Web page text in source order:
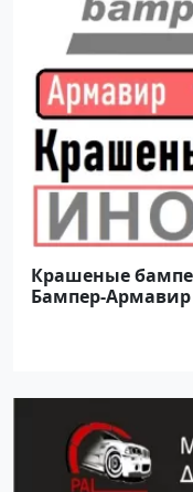
Крашеные
Бампер-Армавир